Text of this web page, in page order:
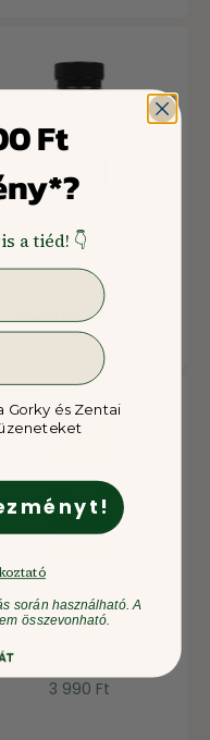
PE Nutrition
L-Lysine tabletta
1000mg - 60 db
Ár
2 990 Ft
Holland & Barrett
315g - 100db
Ár
3 990 Ft
Ft
a tiéd! 👇
Gorky és Zentai
során használható. A
összevonható.